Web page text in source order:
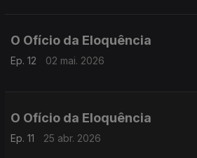
O Ofício da Eloquência
Ep. 12 02 mai. 2026
O Ofício da Eloquência
Ep. 11 25 abr. 2026